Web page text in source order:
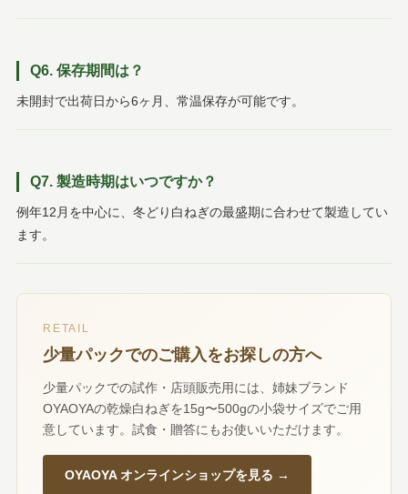
Q6. 保存期間は？
未開封で出荷日から6ヶ月、常温保存が可能です。
Q7. 製造時期はいつですか？
例年12月を中心に、冬どり白ねぎの最盛期に合わせて製造してい
ます。
RETAIL
少量パックでのご購入をお探しの方へ
少量パックでの試作・店頭販売用には、姉妹ブランド
OYAOYAの乾燥白ねぎを15g〜500gの小袋サイズでご用
意しています。試食・贈答にもお使いいただけます。
OYAOYA オンラインショップを見る →